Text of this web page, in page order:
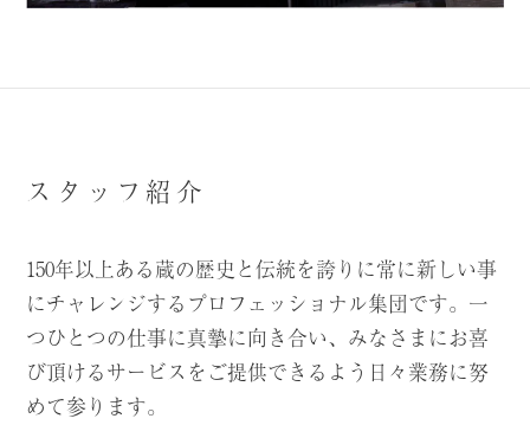
スタッフ紹介
150年以上ある蔵の歴史と伝統を誇りに常に新しい事
にチャレンジするプロフェッショナル集団です。一
つひとつの仕事に真摯に向き合い、みなさまにお喜
び頂けるサービスをご提供できるよう日々業務に努
めて参ります。